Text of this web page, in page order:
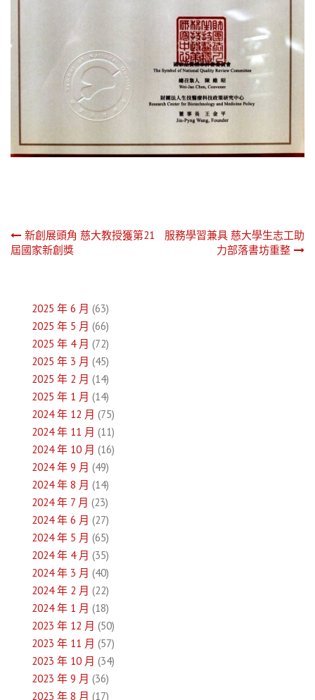
文
覽
新創展頭角 慈大教授獲第21
屆國家新創獎
服務學習兼具 慈大學生志工助
力部落書坊重整
2025 年 6 月 (63)
2025 年 5 月 (66)
2025 年 4 月 (72)
2025 年 3 月 (45)
2025 年 2 月 (14)
2025 年 1 月 (14)
2024 年 12 月 (75)
2024 年 11 月 (11)
2024 年 10 月 (16)
2024 年 9 月 (49)
2024 年 8 月 (14)
2024 年 7 月 (23)
2024 年 6 月 (27)
2024 年 5 月 (65)
2024 年 4 月 (35)
2024 年 3 月 (40)
2024 年 2 月 (22)
2024 年 1 月 (18)
2023 年 12 月 (50)
2023 年 11 月 (57)
2023 年 10 月 (34)
2023 年 9 月 (36)
2023 年 8 月 (17)